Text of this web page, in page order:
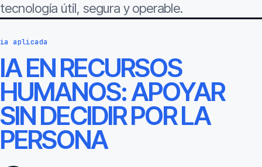
tecnología útil, segura y operable.
ia aplicada
IA EN RECURSOS
HUMANOS: APOYAR
SIN DECIDIR POR LA
PERSONA